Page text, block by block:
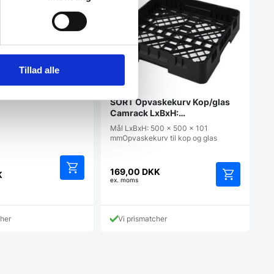
Tillad alle
DKK.
SORT Opvaskekurv Kop/glas
Camrack LxBxH:
500x500x101 mmSort
Polypropylen
Mål LxBxH: 500 x 500 x 101
mmOpvaskekurv til kop og glas
169,00 DKK
ex. moms
Vi prismatcher